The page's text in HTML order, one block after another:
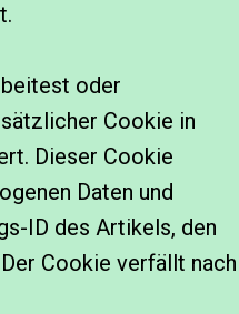
oder
Cookie in
Dieser Cookie
Daten und
ID des Artikels, den
Cookie verfällt nach